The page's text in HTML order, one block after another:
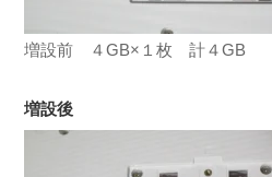
増設前 ４GB×１枚 計４GB
増設後